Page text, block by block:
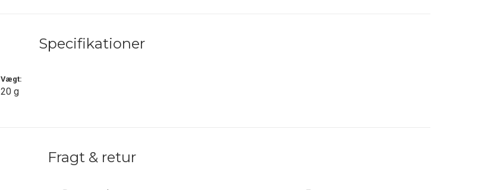
Specifikationer
Vægt:
20 g
Fragt & retur